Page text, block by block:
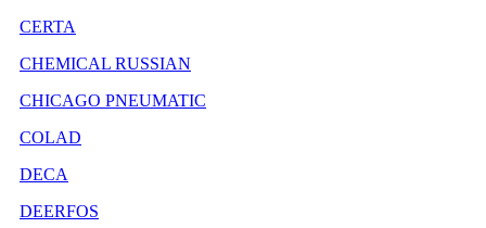
CERTA
CHEMICAL RUSSIAN
CHICAGO PNEUMATIC
COLAD
DECA
DEERFOS